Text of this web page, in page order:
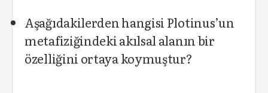
Aşağıdakilerden hangisi Plotinus’un
metafiziğindeki akılsal alanın bir
özelliğini ortaya koymuştur?